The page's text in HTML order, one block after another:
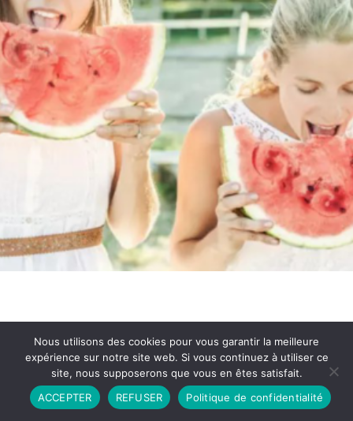
Partenariat Contact
Politique de Confidentialité
CGU
Copyright © 2026 - Propulsé par DIEUDUDIABLE
Nous utilisons des cookies pour vous garantir la meilleure
expérience sur notre site web. Si vous continuez à utiliser ce
site, nous supposerons que vous en êtes satisfait.
ACCEPTER
REFUSER Politique de confidentialité